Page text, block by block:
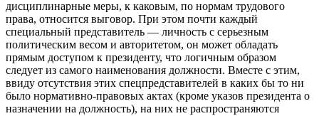
дисциплинарные меры, к каковым, по нормам трудового
права, относится выговор. При этом почти каждый
специальный представитель — личность с серьезным
политическим весом и авторитетом, он может обладать
прямым доступом к президенту, что логичным образом
следует из самого наименования должности. Вместе с этим,
ввиду отсутствия этих спецпредставителей в каких бы то ни
было нормативно-​правовых актах (кроме указов президента о
назначении на должность), на них не распространяются